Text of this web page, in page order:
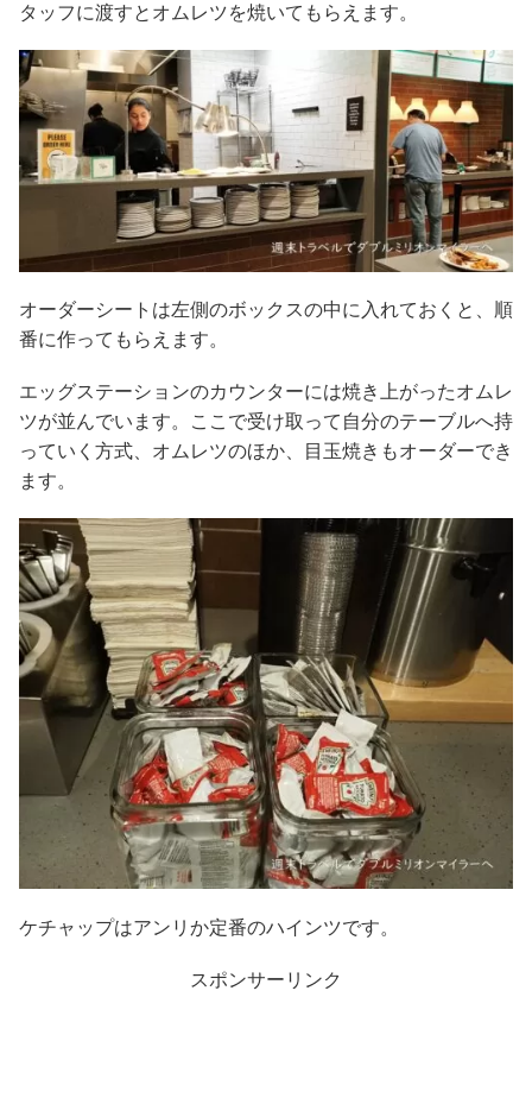
タッフに渡すとオムレツを焼いてもらえます。
オーダーシートは左側のボックスの中に入れておくと、順
番に作ってもらえます。
エッグステーションのカウンターには焼き上がったオムレ
ツが並んでいます。ここで受け取って自分のテーブルへ持
っていく方式、オムレツのほか、目玉焼きもオーダーでき
ます。
ケチャップはアンリか定番のハインツです。
スポンサーリンク